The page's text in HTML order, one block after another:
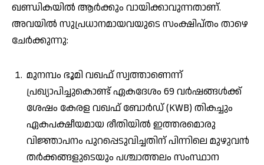
ഖണ്ഡികയിൽ ആർക്കും വായിക്കാവുന്നതാണ്.
അവയിൽ സുപ്രധാനമായവയുടെ സംക്ഷിപ്തം താഴെ
ചേർക്കുന്നു:
മുനമ്പം ഭൂമി വഖഫ് സ്വത്താണെന്ന്
പ്രഖ്യാപിച്ചുകൊണ്ട് ഏകദേശം 69 വർഷങ്ങൾക്ക്
ശേഷം കേരള വഖഫ് ബോർഡ് (KWB) തികച്ചും
ഏകപക്ഷീയമായ രീതിയിൽ ഇത്തരമൊരു
വിജ്ഞാപനം പുറപ്പെടുവിച്ചതിന് പിന്നിലെ മുഴുവൻ
തർക്കങ്ങളുടെയും പശ്ചാത്തലം സംസ്ഥാന